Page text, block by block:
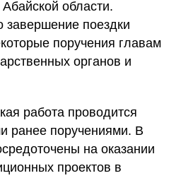
области.
завершение поездки
поручения главам
органов и
работа проводится
ранее поручениями. В
на оказании
проектов в